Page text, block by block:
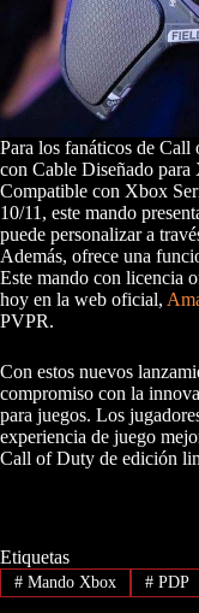
Para los fanáticos de
con Cable Diseñado
Compatible con Xbox
10/11, este mando
puede personalizar a
Además, ofrece una
Este mando con licencia
hoy en la web oficial,
PVPR.
Con estos nuevos
compromiso con la
para juegos. Los
experiencia de juego
Call of Duty de edición
Etiquetas
#Mando Xbox #PDP